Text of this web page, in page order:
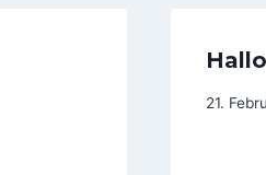
Hallo
21.